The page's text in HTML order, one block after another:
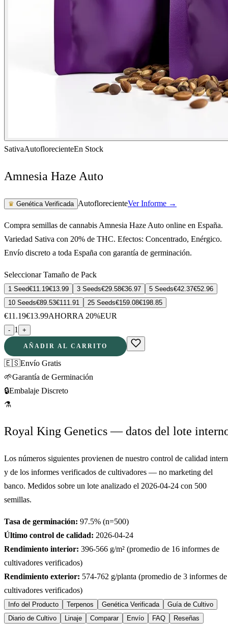
SativaAutoflorecienteEn Stock
Amnesia Haze Auto
♛ Genética Verificada AutoflorecienteVer Informe →
Compra semillas de cannabis Amnesia Haze Auto online en España.
Variedad Sativa con 20% de THC. Efectos: Concentrado, Enérgico.
Envío discreto a toda España con garantía de germinación.
Seleccionar Tamaño de Pack
1 Seed€11.19€13.99 3 Seeds€29.58€36.97 5 Seeds€42.37€52.96
10 Seeds€89.53€111.91 25 Seeds€159.08€198.85
€11.19€13.99AHORRA 20%EUR
- 1 +
AÑADIR AL CARRITO
🇪🇸Envío Gratis
🌱Garantía de Germinación
🔒Embalaje Discreto
⚗
Royal King Genetics — datos del lote
Los números siguientes provienen de nuestro control de calidad
y de los informes verificados de cultivadores — no marketing del
banco. Medidos sobre un lote analizado el 2026-04-24 con 500
semillas.
Tasa de germinación: 97.5% (n=500)
Último control de calidad: 2026-04-24
Rendimiento interior: 396-566 g/m² (promedio de 16 informes de
cultivadores verificados)
Rendimiento exterior: 574-762 g/planta (promedio de 3 informes de
cultivadores verificados)
Info del Producto Terpenos Genética Verificada
Guía de Cultivo
Diario de Cultivo
Linaje Comparar Envío FAQ Reseñas